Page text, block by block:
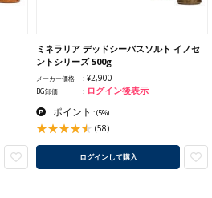
ミネラリア デッドシーバスソルト イノセ
ントシリーズ 500g
メーカー価格 ¥2,900
BG卸価 ログイン後表示
ポイント :(5%)
(58)
ログインして購入